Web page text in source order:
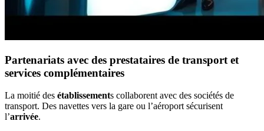
Partenariats avec des prestataires de transport et
services complémentaires
La moitié des établissements collaborent avec des sociétés de
transport. Des navettes vers la gare ou l’aéroport sécurisent
l’arrivée.